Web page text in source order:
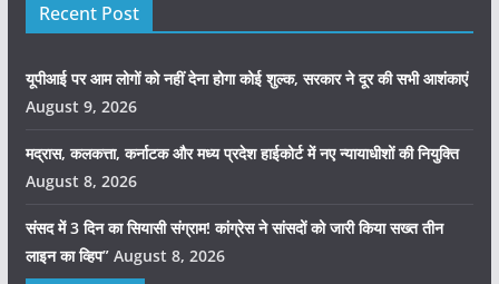
Recent Post
यूपीआई पर आम लोगों को नहीं देना होगा कोई शुल्क, सरकार ने दूर की सभी आशंकाएं
August 9, 2026
मद्रास, कलकत्ता, कर्नाटक और मध्य प्रदेश हाईकोर्ट में नए न्यायाधीशों की नियुक्ति
August 8, 2026
संसद में 3 दिन का सियासी संग्राम! कांग्रेस ने सांसदों को जारी किया सख्त तीन
लाइन का व्हिप” August 8, 2026